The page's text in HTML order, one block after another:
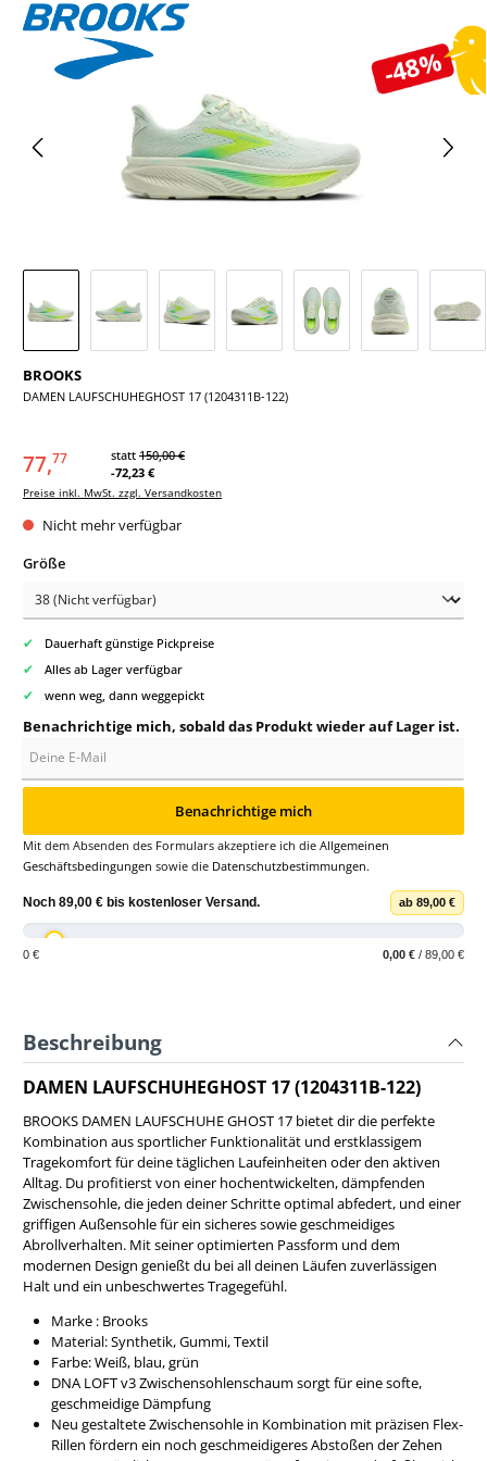
-48%
Bildergalerie überspringen
BROOKS
DAMEN LAUFSCHUHEGHOST 17 (1204311B-122)
77,77 statt 150,00 €
-72,23 €
Preise inkl. MwSt. zzgl. Versandkosten
Nicht mehr verfügbar
Größeauswählen
✔ Dauerhaft günstige Pickpreise
✔ Alles ab Lager verfügbar
✔ wenn weg, dann weggepickt
Benachrichtige mich, sobald das Produkt wieder auf Lager ist.
Benachrichtige mich
Mit dem Absenden des Formulars akzeptiere ich die Allgemeinen
Geschäftsbedingungen sowie die Datenschutzbestimmungen.
Noch 89,00 € bis kostenloser Versand. ab 89,00 €
0 € 0,00 € / 89,00 €
Beschreibung
DAMEN LAUFSCHUHEGHOST 17 (1204311B-122)
BROOKS DAMEN LAUFSCHUHE GHOST 17 bietet dir die perfekte
Kombination aus sportlicher Funktionalität und erstklassigem
Tragekomfort für deine täglichen Laufeinheiten oder den aktiven
Alltag. Du profitierst von einer hochentwickelten, dämpfenden
Zwischensohle, die jeden deiner Schritte optimal abfedert, und einer
griffigen Außensohle für ein sicheres sowie geschmeidiges
Abrollverhalten. Mit seiner optimierten Passform und dem
modernen Design genießt du bei all deinen Läufen zuverlässigen
Halt und ein unbeschwertes Tragegefühl.
Marke : Brooks
Material: Synthetik, Gummi, Textil
Farbe: Weiß, blau, grün
DNA LOFT v3 Zwischensohlenschaum sorgt für eine softe,
geschmeidige Dämpfung
Neu gestaltete Zwischensohle in Kombination mit präzisen Flex-
Rillen fördern ein noch geschmeidigeres Abstoßen der Zehen